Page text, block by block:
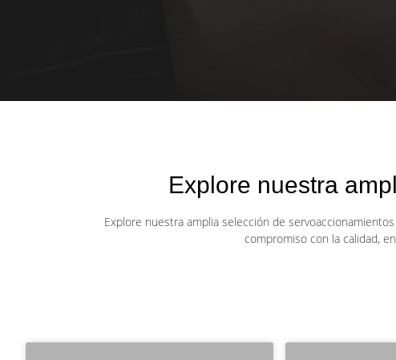
Explore nuestra
Explore nuestra amplia selección de
compromiso con la calidad,